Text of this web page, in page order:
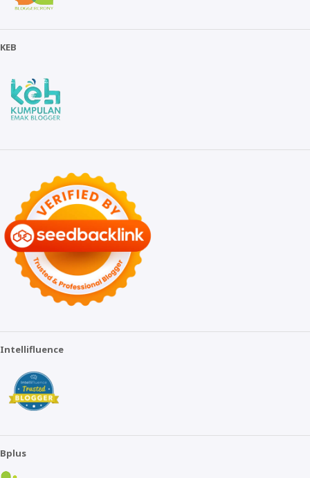
KEB
Intellifluence
Bplus